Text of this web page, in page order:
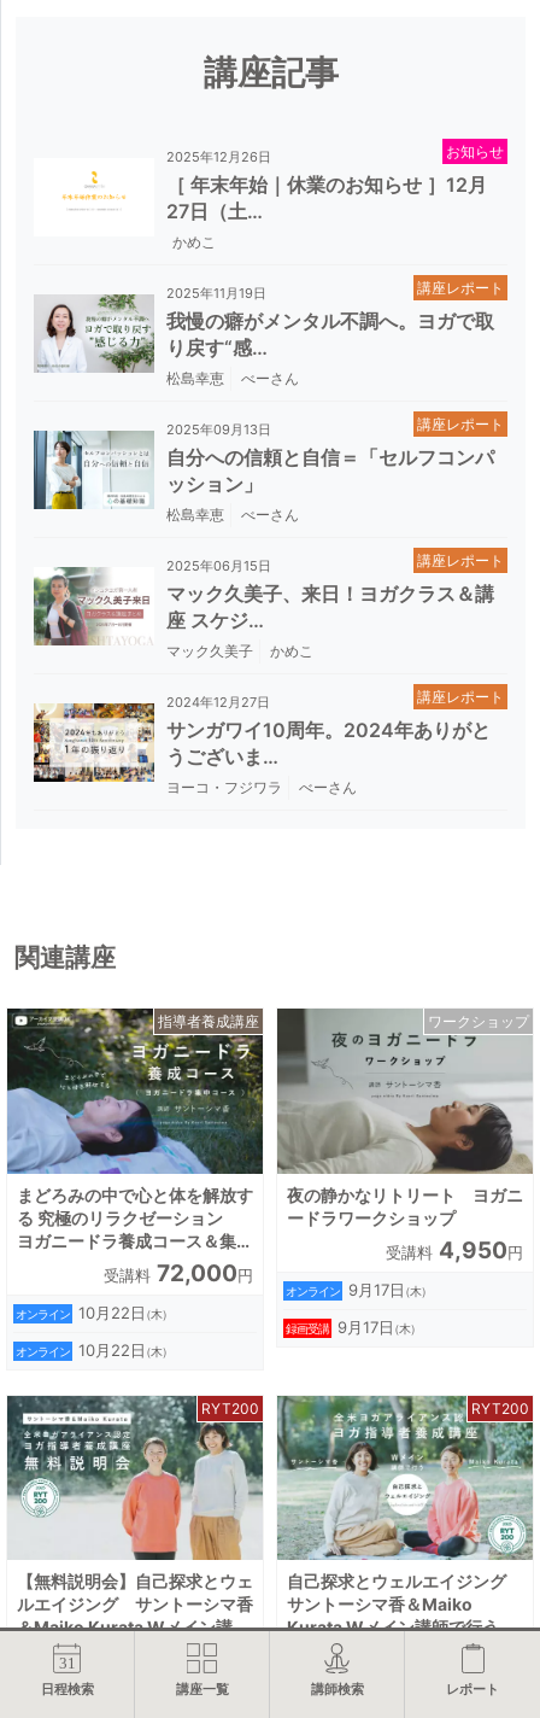
講座記事
2025年12月26日
［ 年末年始｜休業のお知らせ ］12月
27日（土…
かめこ
お知らせ
2025年11月19日
我慢の癖がメンタル不調へ。ヨガで取
り戻す“感…
松島幸恵 べーさん
講座レポート
2025年09月13日
自分への信頼と自信＝「セルフコンパ
ッション」
松島幸恵 べーさん
講座レポート
2025年06月15日
マック久美子、来日！ヨガクラス＆講
座 スケジ…
マック久美子 かめこ
講座レポート
2024年12月27日
サンガワイ10周年。2024年ありがと
うございま…
ヨーコ・フジワラ べーさん
講座レポート
関連講座
まどろみの中で心と体を解放す
る 究極のリラクゼーション
ヨガニードラ養成コース＆集中
受講料 72,000円
オンライン 10月22日（木）
オンライン 10月22日（木）
指導者養成講座
夜の静かなリトリート ヨガニ
ードラワークショップ
受講料 4,950円
オンライン 9月17日（木）
録画受講 9月17日（木）
ワークショップ
【無料説明会】自己探求とウェ
ルエイジング サントーシマ香
＆Maiko Kurata Wメイン講師
で行う全米ヨガアライアンス認
定RYT200ヨガ指導者養成講
受講料 無料
オンライン 8月12日
RYT200
自己探求とウェルエイジング
サントーシマ香＆Maiko
Kurata Wメイン講師で行う全
米ヨガアライアンス認定
RYT200ヨガ指導者養成講座
369,800
9月2日
RYT200
日程検索 講座一覧 講師検索 レポート